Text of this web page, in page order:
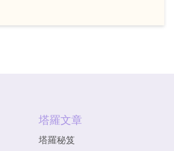
塔羅文章
塔羅秘笈